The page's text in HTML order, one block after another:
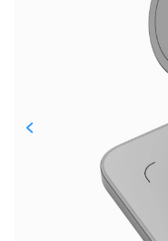
График
25
Добавляйте
в корзину